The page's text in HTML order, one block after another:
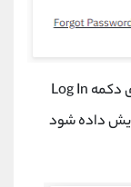
دکمه Log In
داده شود